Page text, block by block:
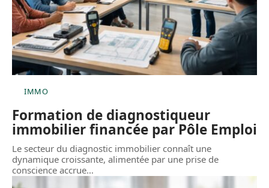
IMMO
Formation de diagnostiqueur
immobilier financée par Pôle Emploi
Le secteur du diagnostic immobilier connaît une
dynamique croissante, alimentée par une prise de
conscience accrue…